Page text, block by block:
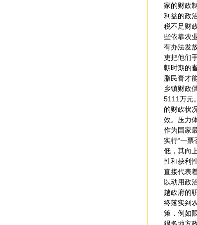
家的财政
利益的政
税不足财
些依靠农
有办法发
吏把他们
朝时期的
脂民膏才
乡镇财政
5111万元
的财政状
效。压力
作为国家
实行“一票
低，其向
性和获利
直接代表
以动用政
越政府的
终落实到
策，例如